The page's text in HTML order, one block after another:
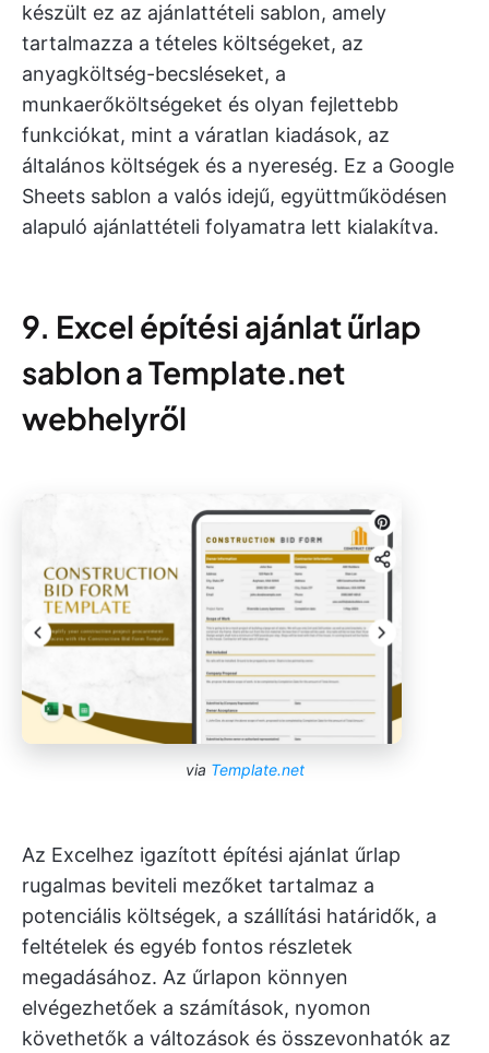
készült ez az ajánlattételi sablon, amely
tartalmazza a tételes költségeket, az
anyagköltség-becsléseket, a
munkaerőköltségeket és olyan fejlettebb
funkciókat, mint a váratlan kiadások, az
általános költségek és a nyereség. Ez a Google
Sheets sablon a valós idejű, együttműködésen
alapuló ajánlattételi folyamatra lett kialakítva.
9. Excel építési ajánlat űrlap
sablon a Template.net
webhelyről
via Template.net
Az Excelhez igazított építési ajánlat űrlap
rugalmas beviteli mezőket tartalmaz a
potenciális költségek, a szállítási határidők, a
feltételek és egyéb fontos részletek
megadásához. Az űrlapon könnyen
elvégezhetőek a számítások, nyomon
követhetők a változások és összevonhatók az